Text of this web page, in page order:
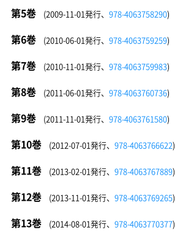
第5巻 (2009-11-01発行、 978-4063758290)
第6巻 (2010-06-01発行、 978-4063759259)
第7巻 (2010-11-01発行、 978-4063759983)
第8巻 (2011-06-01発行、 978-4063760736)
第9巻 (2011-11-01発行、 978-4063761580)
第10巻 (2012-07-01発行、 978-4063766622)
第11巻 (2013-02-01発行、 978-4063767889)
第12巻 (2013-11-01発行、 978-4063769265)
第13巻 (2014-08-01発行、 978-4063770377)